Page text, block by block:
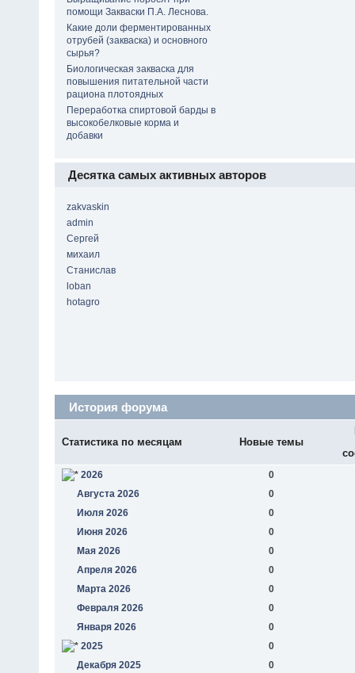
помощи Закваски П.А. Леснова.
Какие доли ферментированных
отрубей (закваска) и основного
сырья?
Биологическая закваска для
повышения питательной части
рациона плотоядных
Переработка спиртовой барды в
высокобелковые корма и
добавки
Десятка самых активных авторов
zakvaskin
admin
Сергей
михаил
Станислав
loban
hotagro
История форума
Статистика по месяцам Новые темы
2026
0
Августа 2026
0
Июля 2026
0
Июня 2026
0
Мая 2026
0
Апреля 2026
0
Марта 2026
0
Февраля 2026
0
Января 2026
0
2025
0
Декабря 2025
0